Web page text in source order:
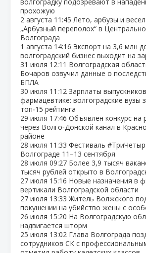
прохожую
2 августа 11:45 Лето, арбузы и
„Арбузный переполох“ в
Волгограда
1 августа 14:16 Экспорт на 3,6 млн
волгоградский бизнес выходит на
31 июля 12:11 Волгоградская
Бочаров озвучил данные о
БПЛА
30 июля 11:12 Зарплаты
фармацевтике: волгоградские вузы
топ‑15 рейтинга
29 июля 17:46 Объявлен конкурс на
через Волго‑Донской канал в
районе
28 июля 11:33 Фестиваль
Волгограде 11–13 сентября
28 июля 09:27 Более 3,9 тысяч
тысяч рублей открыто в
27 июля 15:16 Новые назначения в
вертикали Волгоградской области
27 июля 13:33 Житель Волжского
покушении на убийство жены с
26 июля 15:20 На Волгоградскую
надвигается шторм
25 июля 13:02 Глава Волгограда
сотрудников СК с